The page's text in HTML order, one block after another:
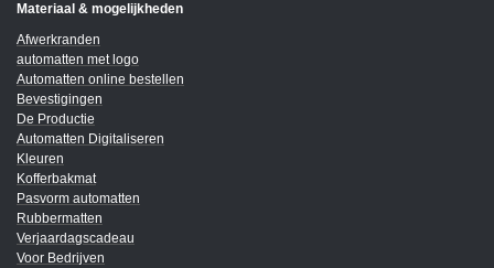
Materiaal & mogelijkheden
Afwerkranden
automatten met logo
Automatten online bestellen
Bevestigingen
De Productie
Automatten Digitaliseren
Kleuren
Kofferbakmat
Pasvorm automatten
Rubbermatten
Verjaardagscadeau
Voor Bedrijven